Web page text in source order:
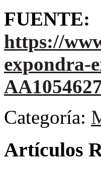
FUENTE:
https://
expondra-
Categoría:
Artículos